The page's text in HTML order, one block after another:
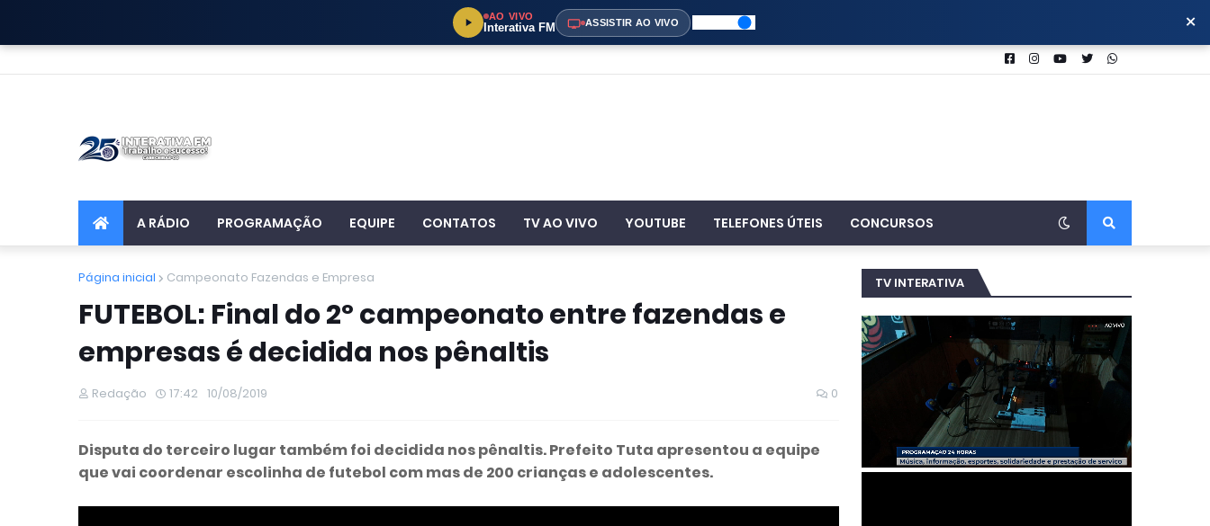
AO VIVO
Interativa FM ASSISTIR AO VIVO ×
A RÁDIO PROGRAMAÇÃO EQUIPE CONTATOS TV AO VIVO YOUTUBE TELEFONES ÚTEIS CONCURSOS
Página inicial Campeonato Fazendas e Empresa
FUTEBOL: Final do 2º campeonato entre fazendas e
empresas é decidida nos pênaltis
Redação 17:42 10/08/2019 0
Disputa do terceiro lugar também foi decidida nos pênaltis. Prefeito Tuta apresentou a equipe
que vai coordenar escolinha de futebol com mas de 200 crianças e adolescentes.
TV INTERATIVA